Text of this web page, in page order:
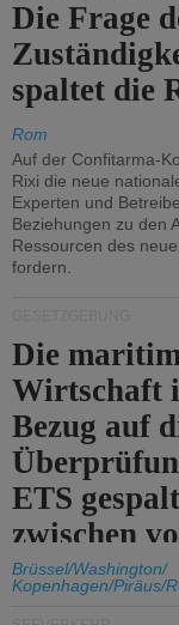
Die Frage
spaltet die
Rom
Auf der Confitarma-
Rixi die neue
Experten und
Beziehungen zu den
Ressourcen des
fordern.
Die
Wirtschaft
Bezug auf
ETS
zwischen
Kritik.
Brüssel/Washington/
Kopenhagen/Piräus/